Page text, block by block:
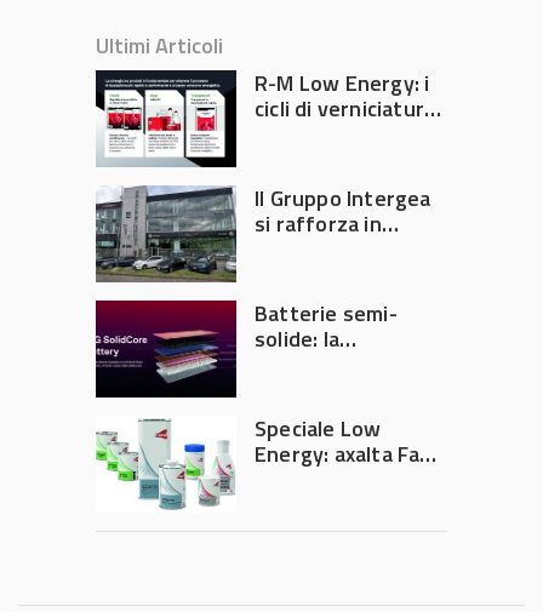
Ultimi Articoli
R-M Low Energy: i
cicli di verniciatura
tempi e costi in
carrozzeria
Il Gruppo Intergea
si rafforza in
Batterie semi-
solide: la
accelerare la
rivoluzione
dell’auto elettrica
Speciale Low
Energy: axalta Fast
riduce consumi